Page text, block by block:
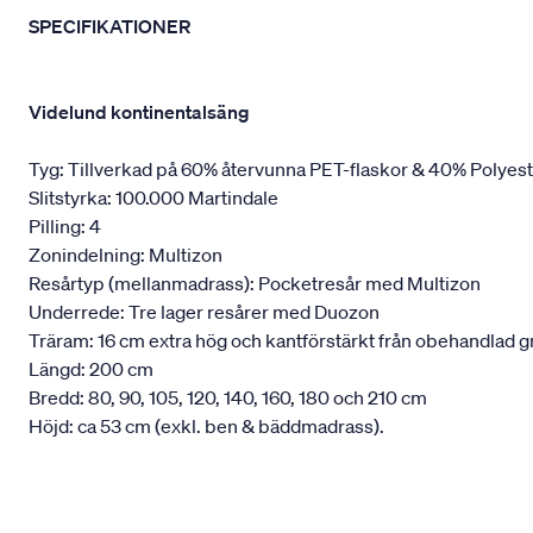
SPECIFIKATIONER
Videlund kontinentalsäng
Tyg: Tillverkad på 60% återvunna PET-flaskor & 40%
Slitstyrka: 100.000 Martindale
Pilling: 4
Zonindelning: Multizon
Resårtyp (mellanmadrass): Pocketresår med Multizon
Underrede: Tre lager resårer med Duozon
Träram: 16 cm extra hög och kantförstärkt från obehandlad
Längd: 200 cm
Bredd: 80, 90, 105, 120, 140, 160, 180 och 210 cm
Höjd: ca 53 cm (exkl. ben & bäddmadrass).